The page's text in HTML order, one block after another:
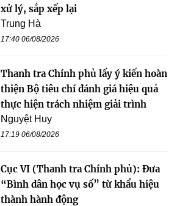
xử lý, sắp xếp lại
Trung Hà
17:40 06/08/2026
Thanh tra Chính phủ lấy ý kiến hoàn
thiện Bộ tiêu chí đánh giá hiệu quả
thực hiện trách nhiệm giải trình
Nguyệt Huy
17:19 06/08/2026
Cục VI (Thanh tra Chính phủ): Đưa
“Bình dân học vụ số” từ khẩu hiệu
thành hành động